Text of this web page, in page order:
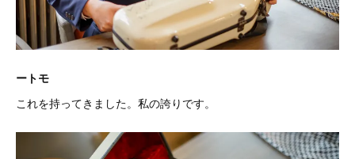
ートモ
これを持ってきました。私の誇りです。